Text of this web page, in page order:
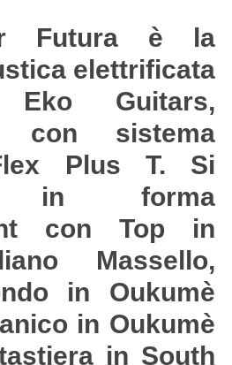
Futura è la
elettrificata
Guitars,
con sistema
Plus T. Si
in forma
con Top in
Massello,
in Oukumè
in Oukumè
in South